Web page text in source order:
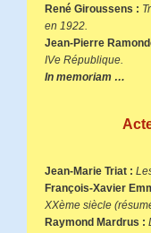
René Giroussens :
en 1922.
Jean-Pierre
IVe République.
In memoriam …
Jean-Marie Triat :
François-Xavier
XXème siècle
Raymond Mardrus :